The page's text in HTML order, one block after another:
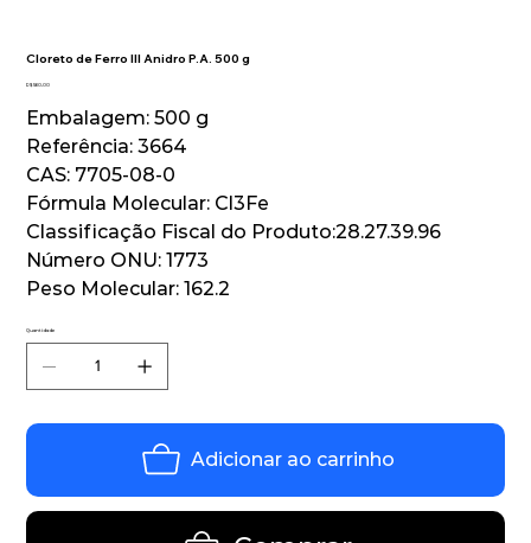
Cloreto de Ferro III Anidro P.A. 500 g
Preço
R$ 560,00
Embalagem: 500 g
Referência: 3664
CAS: 7705-08-0
Fórmula Molecular: Cl3Fe
Classificação Fiscal do Produto:28.27.39.96
Número ONU: 1773
Peso Molecular: 162.2
Quantidade
Adicionar ao carrinho